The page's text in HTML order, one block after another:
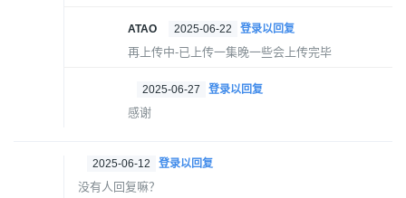
ATAO 2025-06-22 登录以回复
再上传中-已上传一集晚一些会上传完毕
2025-06-27 登录以回复
感谢
2025-06-12 登录以回复
没有人回复嘛？